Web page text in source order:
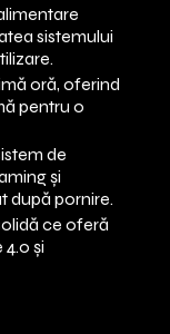
sistemului
oră, oferind
pentru o
de
și
după pornire.
ce oferă
și